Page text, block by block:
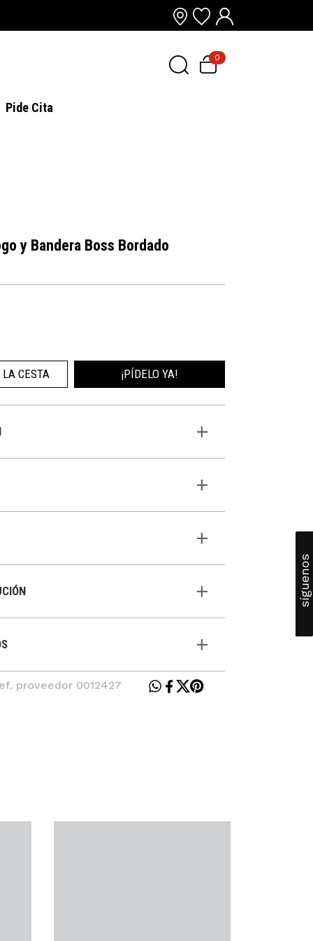
0
Pide Cita
y Bandera Boss Bordado
CESTA ¡PÍDELO YA!
proveedor 0012427
síguenos